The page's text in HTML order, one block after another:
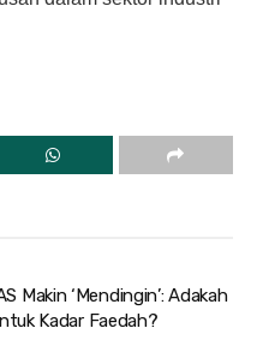
Makin ‘Mendingin’: Adakah
Kadar Faedah?